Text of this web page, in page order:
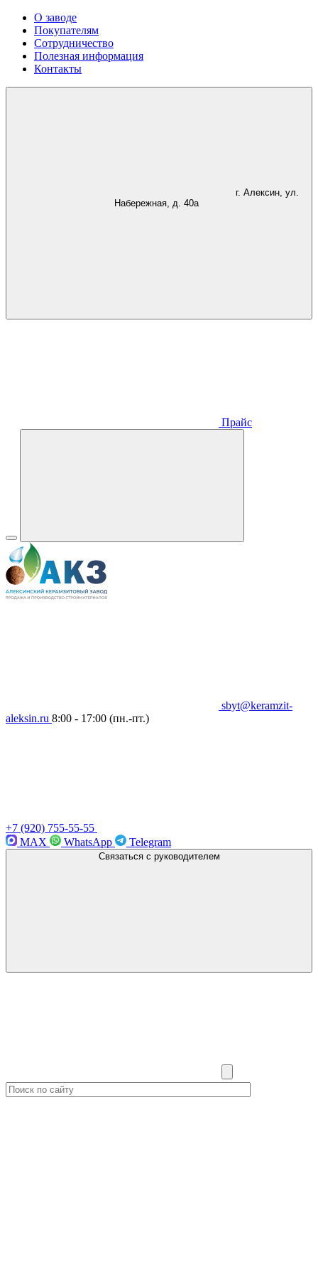
О заводе
Покупателям
Сотрудничество
Полезная информация
Контакты
г. Алексин, ул.
Набережная, д. 40а
Прайс
sbyt@keramzit-
aleksin.ru 8:00 - 17:00 (пн.-пт.)
+7 (920) 755-55-55
MAX
WhatsApp Telegram
Связаться с руководителем